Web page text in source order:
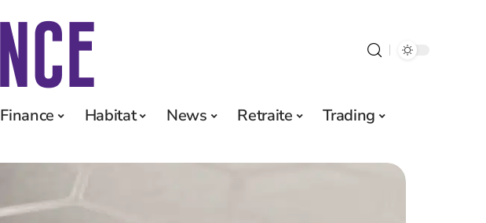
Finance Habitat News Retraite Trading